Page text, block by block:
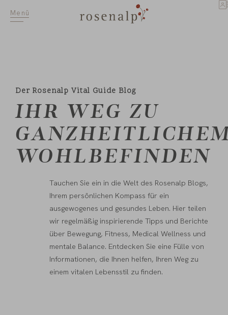
Menü
Der Rosenalp Vital Guide Blog
IHR WEG ZU
WOHLBEFINDEN
Tauchen Sie ein in die Welt des Rosenalp Blogs,
Ihrem persönlichen Kompass für ein
ausgewogenes und gesundes Leben. Hier teilen
wir regelmäßig inspirierende Tipps und Berichte
über Bewegung, Fitness, Medical Wellness und
mentale Balance. Entdecken Sie eine Fülle von
Informationen, die Ihnen helfen, Ihren Weg zu
einem vitalen Lebensstil zu finden.